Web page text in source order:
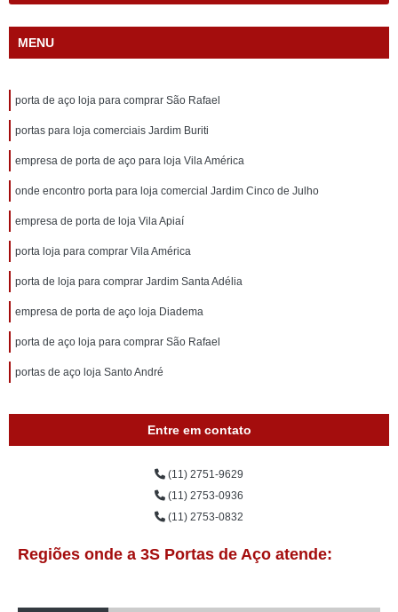
MENU
porta de aço loja para comprar São Rafael
portas para loja comerciais Jardim Buriti
empresa de porta de aço para loja Vila América
onde encontro porta para loja comercial Jardim Cinco de Julho
empresa de porta de loja Vila Apiaí
porta loja para comprar Vila América
porta de loja para comprar Jardim Santa Adélia
empresa de porta de aço loja Diadema
porta de aço loja para comprar São Rafael
portas de aço loja Santo André
Entre em contato
(11) 2751-9629
(11) 2753-0936
(11) 2753-0832
Regiões onde a 3S Portas de Aço atende: